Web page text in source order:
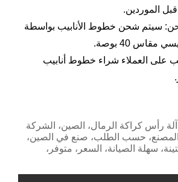
الموردين.
سيتم شحن خطوط الأنابيب بواسطة
مقاس 40 بوصة.
على العملاء شراء خطوط أنابيب
آلة رأس كراكة الرمال، الصين، الشركة
المصنع، حسب الطلب، صنع في الصين،
سهلة الصيانة، السعر، متوفر،